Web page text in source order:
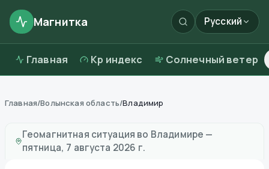
Магнитка Русский
Главная Kp индекс Солнечный ветер
Главная/Волынская область/Владимир
Геомагнитная ситуация во Владимире —
пятница, 7 августа 2026 г.